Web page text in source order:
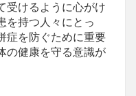
受けるように心がけ
を持つ人々にとっ
症を防ぐために重要
の健康を守る意識が